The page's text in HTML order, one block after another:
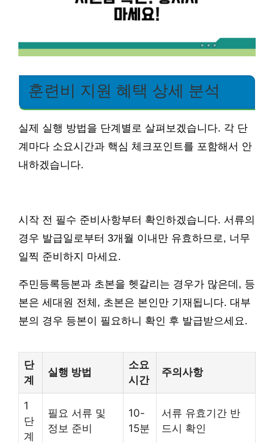
훈련비 지원 혜택 상세 분석
실제 실행 방법을 단계별로 살펴보겠습니다. 각 단
계마다 소요시간과 핵심 체크포인트를 포함해서 안
내하겠습니다.
시작 전 필수 준비사항부터 확인하겠습니다. 서류의
경우 발급일로부터 3개월 이내만 유효하므로, 너무
일찍 준비하지 마세요.
주민등록등본과 초본을 헷갈리는 경우가 많은데, 등
본은 세대원 전체, 초본은 본인만 기재됩니다. 대부
분의 경우 등본이 필요하니 확인 후 발급받으세요.
단
계
실행 방법
소요
시간
주의사항
1
단
계
필요 서류 및
정보 준비
10-
15분
서류 유효기간 반
드시 확인